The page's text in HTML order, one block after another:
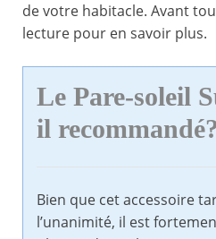
de votre habitacle. Avant
lecture pour en savoir plus.
Le Pare-soleil
il recommandé?
Bien que cet accessoire
l’unanimité, il est